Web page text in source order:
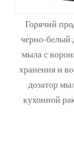
Горячий
черно-белый
мыла с
хранения и
дозатор
кухонной